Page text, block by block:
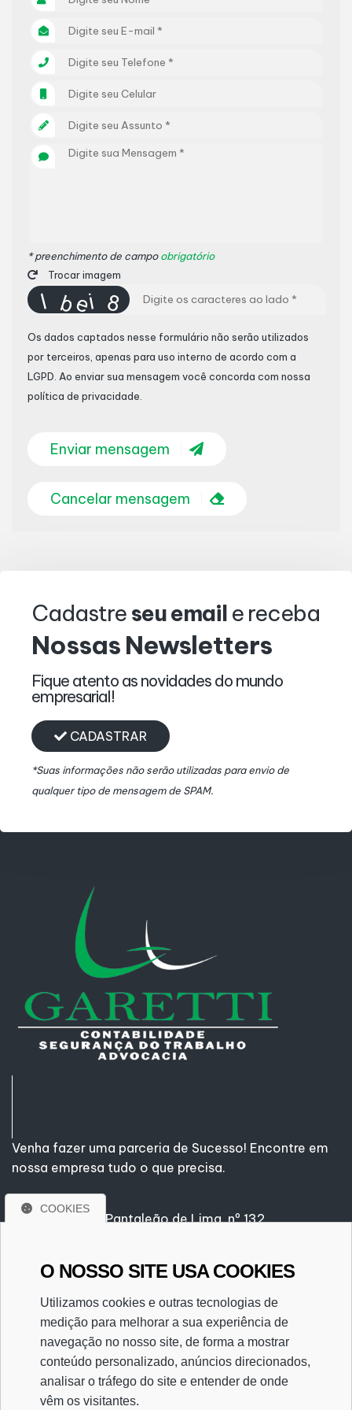
* preenchimento de campoobrigatório
Trocar imagem
Os dados captados nesse formulário não serão utilizados
por terceiros, apenas para uso interno de acordo com a
LGPD . Ao enviar sua mensagem você concorda com nossa
política de privacidade.
Enviar mensagem
Cancelar mensagem
Cadastre seu email e receba
Nossas Newsletters
Fique atento as novidades do mundo
empresarial!
CADASTRAR
*Suas informações não serão utilizadas para envio de
qualquer tipo de mensagem de SPAM.
Venha fazer uma parceria de Sucesso! Encontre em
nossa empresa tudo o que precisa.
Rua Gustavo Pantaleão de Lima, nº 132
(17) 3485-1501
(17) 3485-1501
gareti@gareti.com.br
CRC/2SP025589/O-5
COOKIES
O NOSSO SITE USA COOKIES
Utilizamos cookies e outras tecnologias de
medição para melhorar a sua experiência de
navegação no nosso site, de forma a mostrar
conteúdo personalizado, anúncios direcionados,
analisar o tráfego do site e entender de onde
vêm os visitantes.